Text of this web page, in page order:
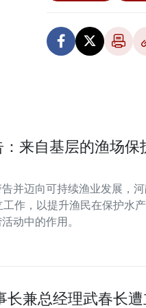
来自基层的渔场保
并迈向可持续渔业发展，
作，以提升渔民在保护水
动中的作用。
长兼总经理武春长